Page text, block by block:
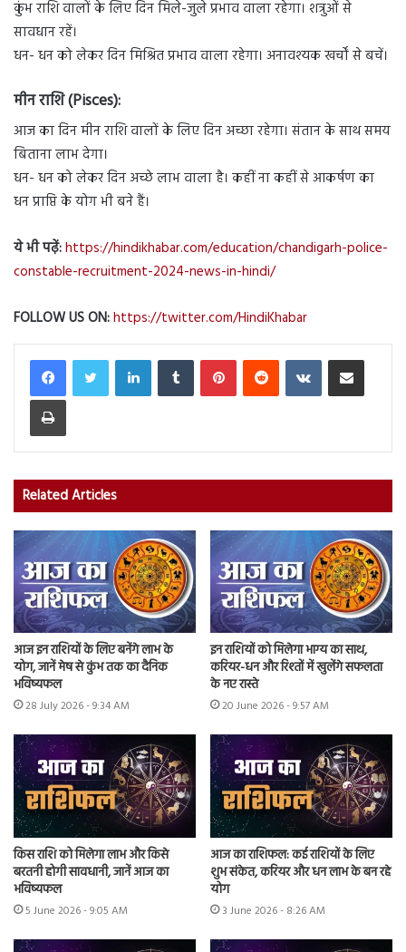
कुंभ राशि वालों के लिए दिन मिले-जुले प्रभाव वाला रहेगा। शत्रुओं से
सावधान रहें।
धन- धन को लेकर दिन मिश्रित प्रभाव वाला रहेगा। अनावश्यक खर्चों से बचें।
मीन राशि (Pisces):
आज का दिन मीन राशि वालों के लिए दिन अच्छा रहेगा। संतान के साथ समय
बिताना लाभ देगा।
धन- धन को लेकर दिन अच्छे लाभ वाला है। कहीं ना कहीं से आकर्षण का
धन प्राप्ति के योग भी बने हैं।
ये भी पढ़ें:https://hindikhabar.com/education/chandigarh-police-
constable-recruitment-2024-news-in-hindi/
FOLLOW US ON:https://twitter.com/HindiKhabar
LinkedInTumblr PinterestReddit VKontakteShare via Email
Print
Related Articles
आज इन राशियों के लिए बनेंगे लाभ के
योग, जानें मेष से कुंभ तक का दैनिक
भविष्यफल
28 July 2026 - 9:34 AM
इन राशियों को मिलेगा भाग्य का साथ,
करियर-धन और रिश्तों में खुलेंगे सफलता
के नए रास्ते
20 June 2026 - 9:57 AM
किस राशि को मिलेगा लाभ और किसे
बरतनी होगी सावधानी, जानें आज का
भविष्यफल
5 June 2026 - 9:05 AM
आज का राशिफल: कई राशियों के लिए
शुभ संकेत, करियर और धन लाभ के बन रहे
योग
3 June 2026 - 8:26 AM